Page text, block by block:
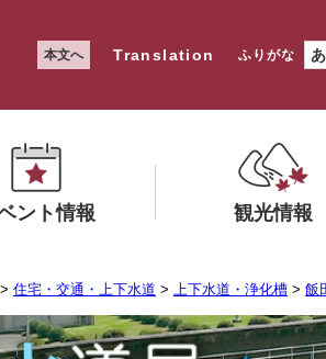
本文へ Translation ふりがな
ント情報 観光情報
メ
ニ
ュ
> 住宅・交通・上下水道 > 上下水道・浄化槽 > 飯